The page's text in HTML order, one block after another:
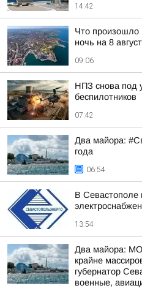
14:42
Что произошло
ночь на 8
09:06
НПЗ снова под
беспилотников
07:42
Два майора:
года
06:54
В Севастополе
13:54
Два майора:
крайне
губернатор
военные,